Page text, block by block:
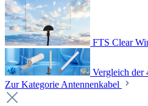
FTS Clear
Vergleich der
Zur Kategorie Antennenkabel